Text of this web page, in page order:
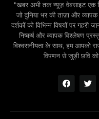
"खबर अभी तक न्यूज़ वेबसाइट एक
जो दुनिया भर की ताज़ा और
दर्शकों को विभिन्न विषयों पर गहरी
निष्कर्ष और व्यापक विश्लेषण
विश्वसनीयता के साथ, हम आपको
विपणन से जुड़ी छवि को